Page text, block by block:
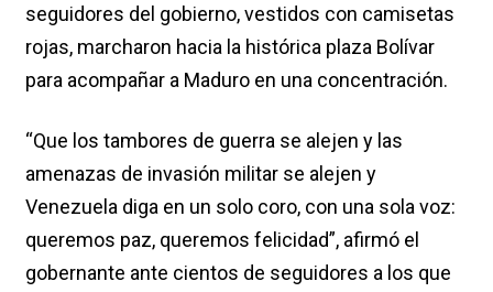
seguidores del gobierno, vestidos con camisetas
rojas, marcharon hacia la histórica plaza Bolívar
para acompañar a Maduro en una concentración.
“Que los tambores de guerra se alejen y las
amenazas de invasión militar se alejen y
Venezuela diga en un solo coro, con una sola voz:
queremos paz, queremos felicidad”, afirmó el
gobernante ante cientos de seguidores a los que